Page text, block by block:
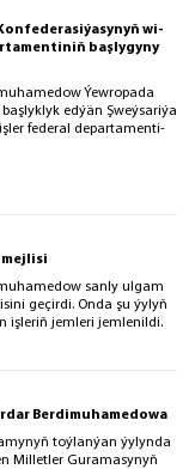
wi­
baş­ly­gy­ny
Ýew­ro­pa­da
ed­ýän Şweý­sa­ri­ýa
fe­de­ral de­par­ta­men­ti­
sanly ulgam
geçirdi. Onda şu ýylyň
işleriň jemleri jemlenildi.
Berdimuhamedowa
toýlanýan ýylynda
Milletler Guramasynyň